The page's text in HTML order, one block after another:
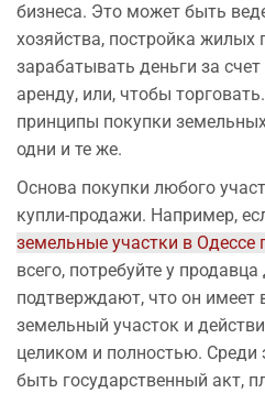
бизнеса. Это может быть
хозяйства, постройка
зарабатывать деньги за
аренду, или, чтобы
принципы покупки
одни и те же.
Основа покупки любого
купли-продажи. Например,
земельные участки в Одессе
всего, потребуйте у
подтверждают, что он имеет
земельный участок и
целиком и полностью. Среди
быть государственный акт,